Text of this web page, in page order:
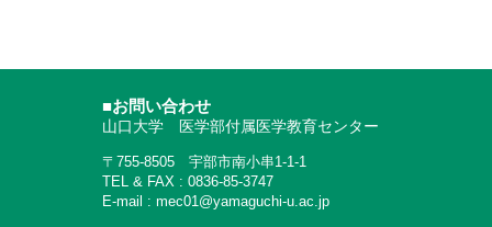
■お問い合わせ
山口大学 医学部付属医学教育センター
〒755-8505 宇部市南小串1-1-1
TEL & FAX : 0836-85-3747
E-mail : mec01@yamaguchi-u.ac.jp